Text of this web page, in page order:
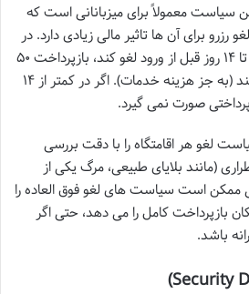
سیاست معمولاً برای میزبانانی است که
رزرو برای آن ها تاثیر مالی زیادی دارد. در
این حالت، اگر مهمان تا ۱۴ روز قبل از ورود لغو کند، بازپرداخت ۵۰
درصدی دریافت می کند (به جز هزینه خدمات). اگر در کمتر از ۱۴
صورت نمی گیرد.
لغو هر اقامتگاه را با دقت بررسی
(مانند بلایای طبیعی، مرگ یکی از
ممکن است سیاست های لغو فوق العاده را
بازپرداخت کامل را می دهد، حتی اگر
باشد.